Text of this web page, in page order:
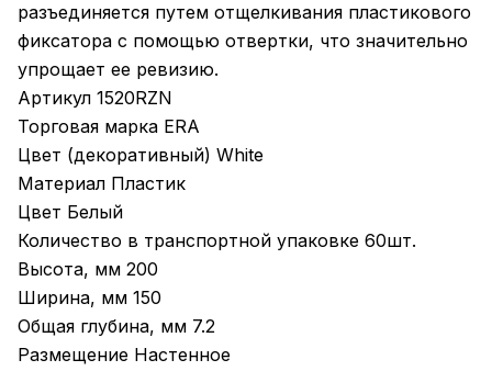
разъединяется путем отщелкивания пластикового
фиксатора с помощью отвертки, что значительно
упрощает ее ревизию.
Артикул 1520RZN
Торговая марка ERA
Цвет (декоративный) White
Материал Пластик
Цвет Белый
Количество в транспортной упаковке 60шт.
Высота, мм 200
Ширина, мм 150
Общая глубина, мм 7.2
Размещение Настенное